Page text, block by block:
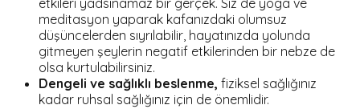
etkileri yadsınamaz bir gerçek. Siz de yoga ve
meditasyon yaparak kafanızdaki olumsuz
düşüncelerden sıyrılabilir, hayatınızda yolunda
gitmeyen şeylerin negatif etkilerinden bir nebze de
olsa kurtulabilirsiniz.
Dengeli ve sağlıklı beslenme, fiziksel sağlığınız
kadar ruhsal sağlığınız için de önemlidir.